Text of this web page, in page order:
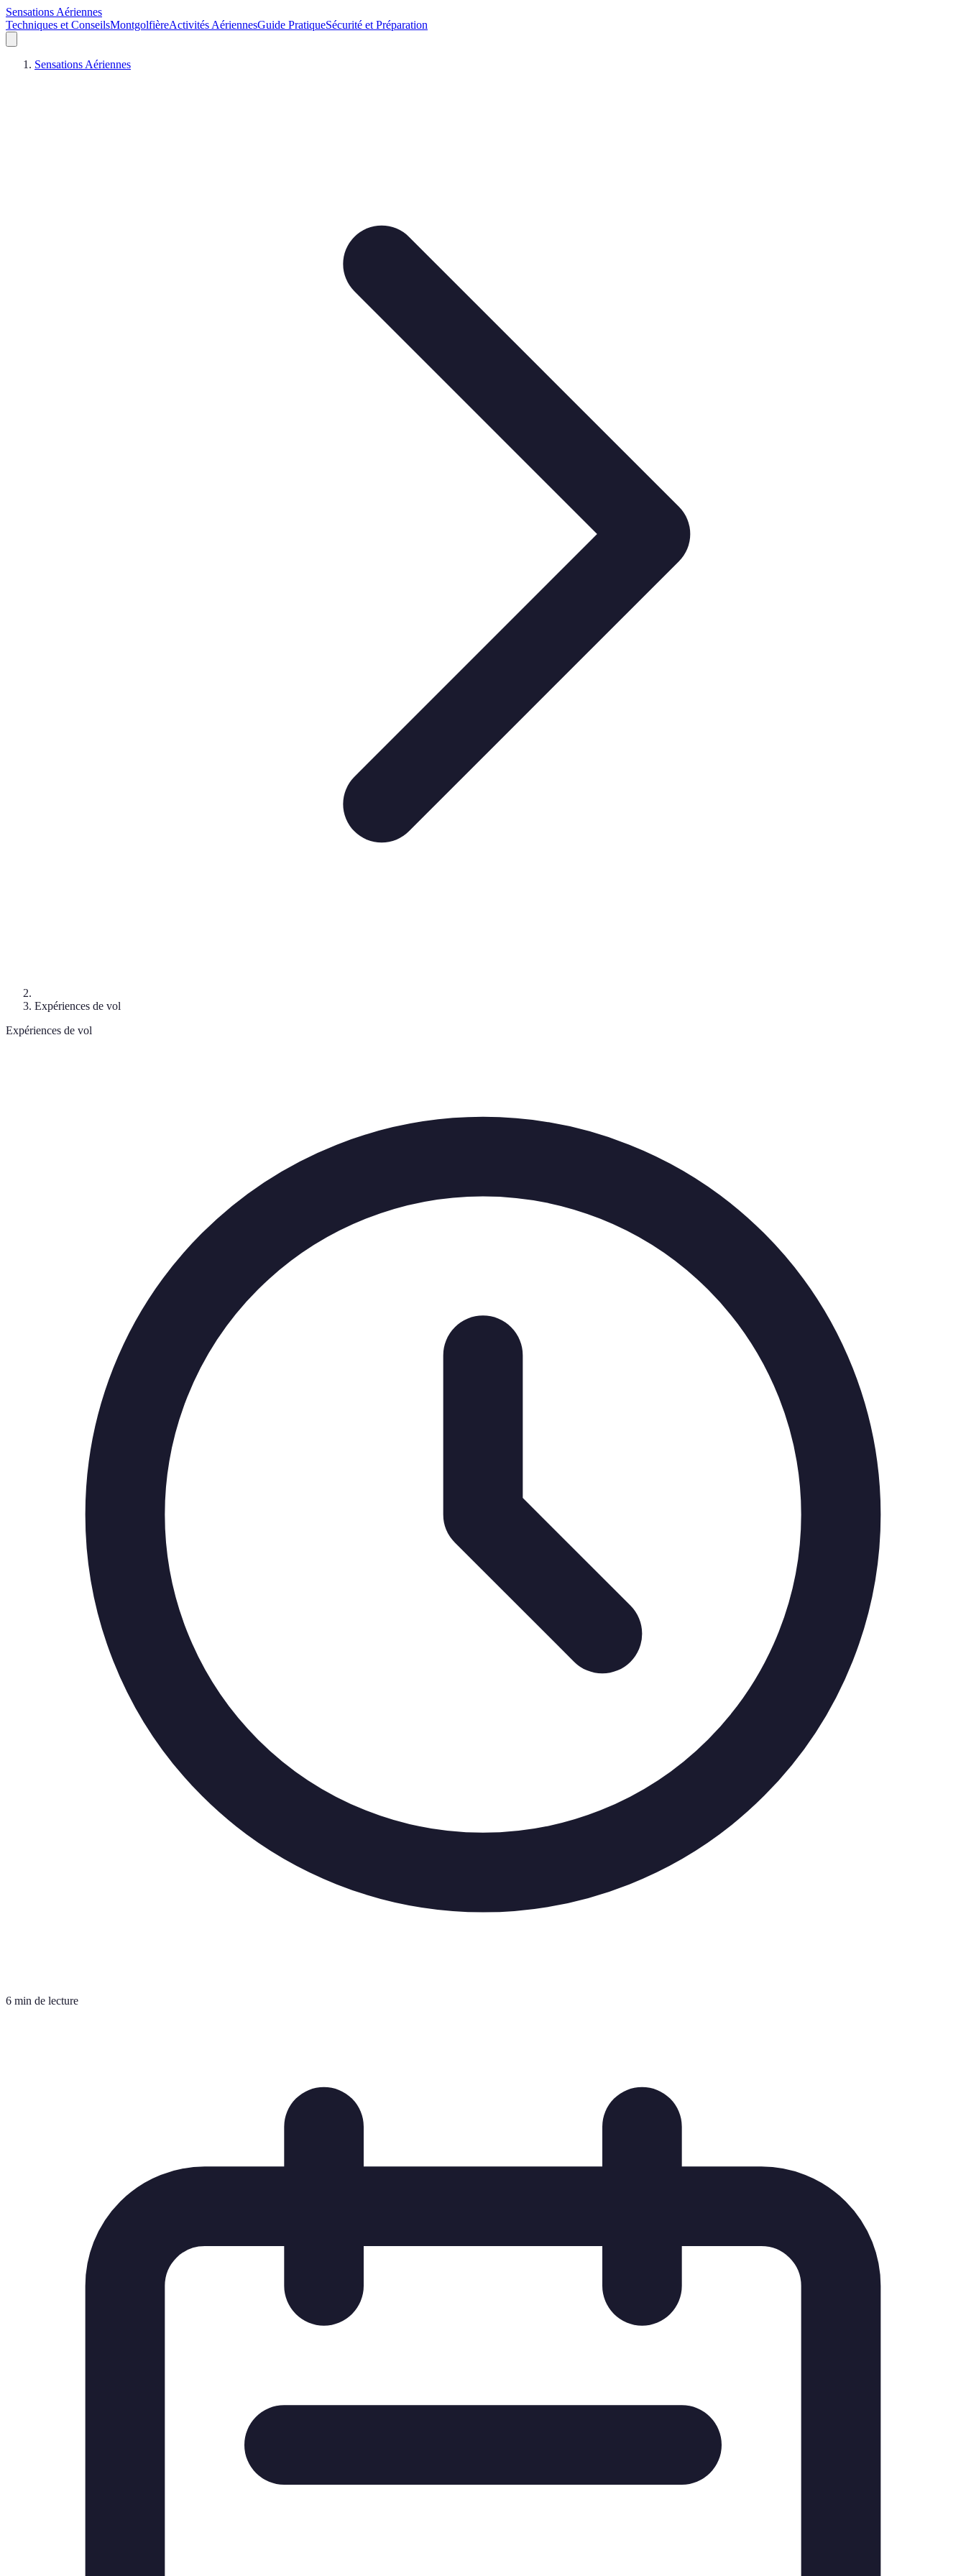
Sensations Aériennes
Techniques et ConseilsMontgolfièreActivités AériennesGuide PratiqueSécurité et Préparation
Sensations Aériennes
Expériences de vol
Expériences de vol
6 min de lecture